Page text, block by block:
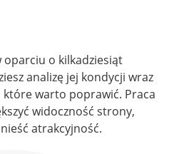
o kilkadziesiąt
analizę jej kondycji wraz
warto poprawić. Praca
widoczność strony,
atrakcyjność.